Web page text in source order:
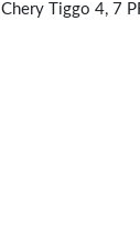
Chery Tiggo 4, 7